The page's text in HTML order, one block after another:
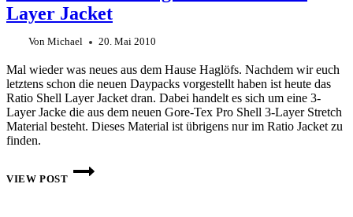
ISOMATTE
Layer Jacket
Von Michael 20. Mai 2010
Mal wieder was neues aus dem Hause Haglöfs. Nachdem wir euch
letztens schon die neuen Daypacks vorgestellt haben ist heute das
Ratio Shell Layer Jacket dran. Dabei handelt es sich um eine 3-
Layer Jacke die aus dem neuen Gore-Tex Pro Shell 3-Layer Stretch
Material besteht. Dieses Material ist übrigens nur im Ratio Jacket zu
finden.
VIEW POST
NEUE
JACKE